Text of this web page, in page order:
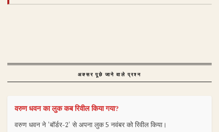
अक्सर पूछे जाने वाले प्रश्न
वरुण धवन का लुक कब रिवील किया गया?
वरुण धवन ने 'बॉर्डर-2' से अपना लुक 5 नवंबर को रिवील किया।